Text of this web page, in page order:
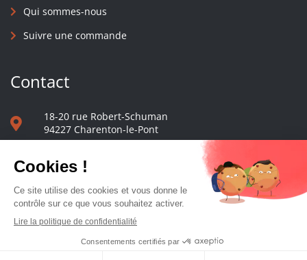
Qui sommes-nous
Suivre une commande
Contact
18-20 rue Robert-Schuman
94227 Charenton-le-Pont